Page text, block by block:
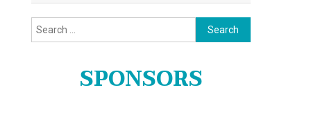
Search
for:
SPONSORS